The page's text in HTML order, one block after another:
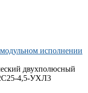
исполнении
двухполюсный
4,5-УХЛ3